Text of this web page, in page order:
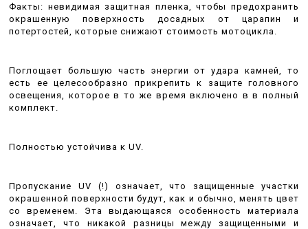
Факты: невидимая защитная пленка, чтобы предохранить
окрашенную поверхность досадных от царапин и
потертостей, которые снижают стоимость мотоцикла.
Поглощает большую часть энергии от удара камней, то
есть ее целесообразно прикрепить к защите головного
освещения, которое в то же время включено в в полный
комплект.
Полностью устойчива к UV.
Пропускание UV (!) означает, что защищенные участки
окрашенной поверхности будут, как и обычно, менять цвет
со временем. Эта выдающаяся особенность материала
означает, что никакой разницы между защищенными и